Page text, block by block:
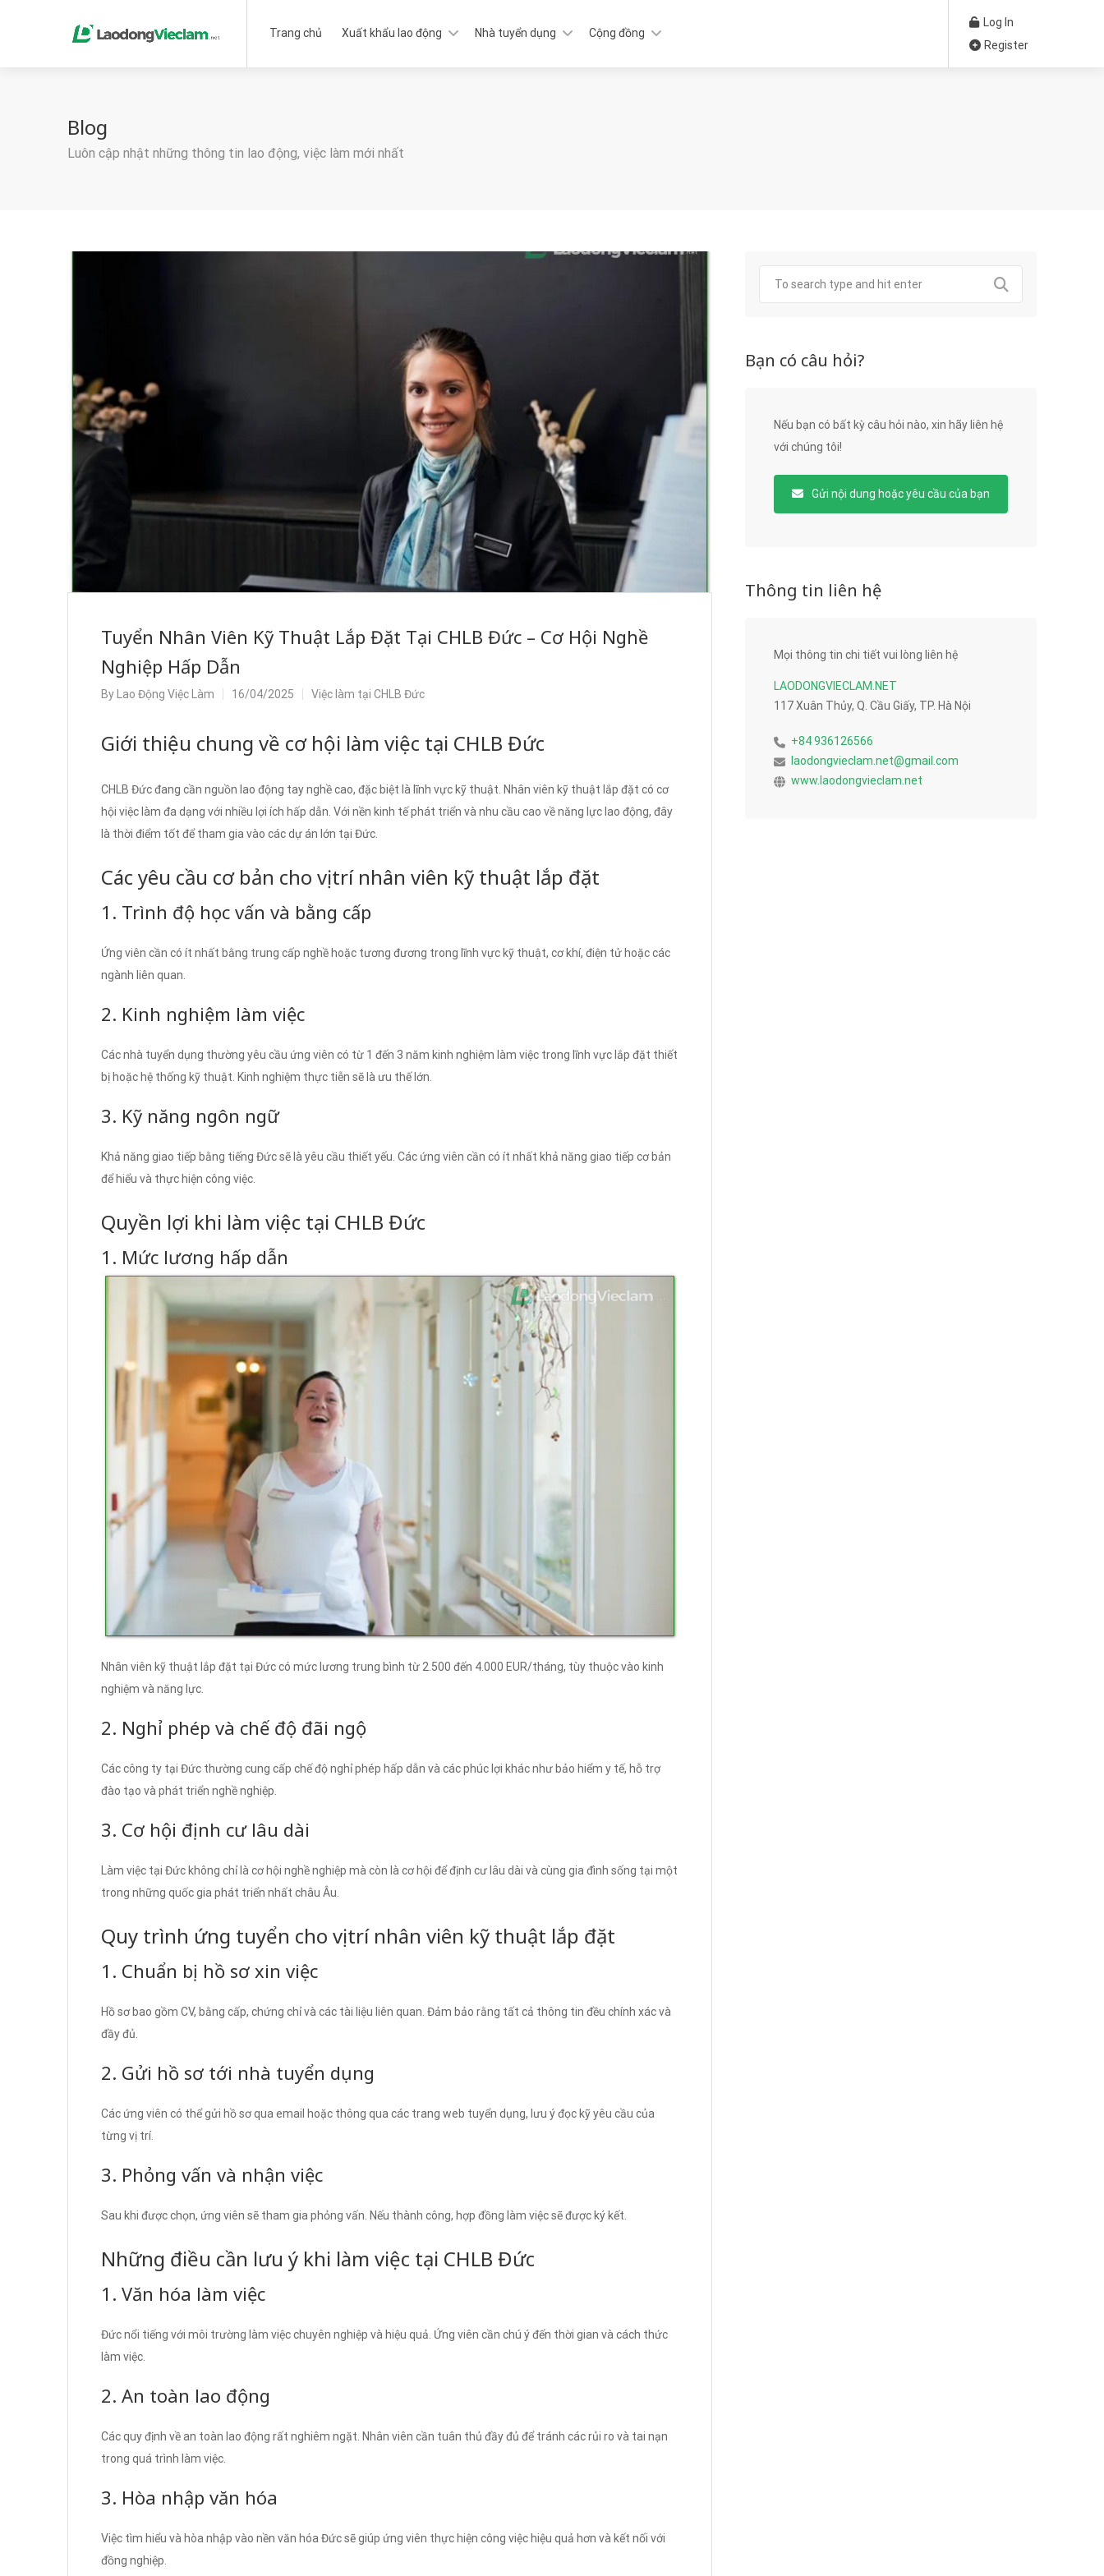
Trang chủ Xuất khẩu lao động Nhà tuyển dụng Cộng đồng
Log In
Register
Blog
Luôn cập nhật những thông tin lao động, việc làm mới nhất
Tuyển Nhân Viên Kỹ Thuật Lắp Đặt Tại CHLB Đức – Cơ Hội Nghề
Nghiệp Hấp Dẫn
By Lao Động Việc Làm 16/04/2025 Việc làm tại CHLB Đức
Giới thiệu chung về cơ hội làm việc tại CHLB Đức
CHLB Đức đang cần nguồn lao động tay nghề cao, đặc biệt là lĩnh vực kỹ thuật. Nhân viên kỹ thuật lắp đặt có cơ
hội việc làm đa dạng với nhiều lợi ích hấp dẫn. Với nền kinh tế phát triển và nhu cầu cao về năng lực lao động, đây
là thời điểm tốt để tham gia vào các dự án lớn tại Đức.
Các yêu cầu cơ bản cho vị trí nhân viên kỹ thuật lắp đặt
1. Trình độ học vấn và bằng cấp
Ứng viên cần có ít nhất bằng trung cấp nghề hoặc tương đương trong lĩnh vực kỹ thuật, cơ khí, điện tử hoặc các
ngành liên quan.
2. Kinh nghiệm làm việc
Các nhà tuyển dụng thường yêu cầu ứng viên có từ 1 đến 3 năm kinh nghiệm làm việc trong lĩnh vực lắp đặt thiết
bị hoặc hệ thống kỹ thuật. Kinh nghiệm thực tiễn sẽ là ưu thế lớn.
3. Kỹ năng ngôn ngữ
Khả năng giao tiếp bằng tiếng Đức sẽ là yêu cầu thiết yếu. Các ứng viên cần có ít nhất khả năng giao tiếp cơ bản
để hiểu và thực hiện công việc.
Quyền lợi khi làm việc tại CHLB Đức
1. Mức lương hấp dẫn
Nhân viên kỹ thuật lắp đặt tại Đức có mức lương trung bình từ 2.500 đến 4.000 EUR/tháng, tùy thuộc vào kinh
nghiệm và năng lực.
2. Nghỉ phép và chế độ đãi ngộ
Các công ty tại Đức thường cung cấp chế độ nghỉ phép hấp dẫn và các phúc lợi khác như bảo hiểm y tế, hỗ trợ
đào tạo và phát triển nghề nghiệp.
3. Cơ hội định cư lâu dài
Làm việc tại Đức không chỉ là cơ hội nghề nghiệp mà còn là cơ hội để định cư lâu dài và cùng gia đình sống tại một
trong những quốc gia phát triển nhất châu Âu.
Quy trình ứng tuyển cho vị trí nhân viên kỹ thuật lắp đặt
1. Chuẩn bị hồ sơ xin việc
Hồ sơ bao gồm CV, bằng cấp, chứng chỉ và các tài liệu liên quan. Đảm bảo rằng tất cả thông tin đều chính xác và
đầy đủ.
2. Gửi hồ sơ tới nhà tuyển dụng
Các ứng viên có thể gửi hồ sơ qua email hoặc thông qua các trang web tuyển dụng, lưu ý đọc kỹ yêu cầu của
từng vị trí.
3. Phỏng vấn và nhận việc
Sau khi được chọn, ứng viên sẽ tham gia phỏng vấn. Nếu thành công, hợp đồng làm việc sẽ được ký kết.
Những điều cần lưu ý khi làm việc tại CHLB Đức
1. Văn hóa làm việc
Đức nổi tiếng với môi trường làm việc chuyên nghiệp và hiệu quả. Ứng viên cần chú ý đến thời gian và cách thức
làm việc.
2. An toàn lao động
Các quy định về an toàn lao động rất nghiêm ngặt. Nhân viên cần tuân thủ đầy đủ để tránh các rủi ro và tai nạn
trong quá trình làm việc.
3. Hòa nhập văn hóa
Việc tìm hiểu và hòa nhập vào nền văn hóa Đức sẽ giúp ứng viên thực hiện công việc hiệu quả hơn và kết nối với
đồng nghiệp.
Bạn có câu hỏi?
Nếu bạn có bất kỳ câu hỏi nào, xin hãy liên hệ
với chúng tôi!
Gửi nội dung hoặc yêu cầu của bạn
Thông tin liên hệ
Mọi thông tin chi tiết vui lòng liên hệ
LAODONGVIECLAM.NET
117 Xuân Thủy, Q. Cầu Giấy, TP. Hà Nội
+84 936126566
laodongvieclam.net@gmail.com
www.laodongvieclam.net